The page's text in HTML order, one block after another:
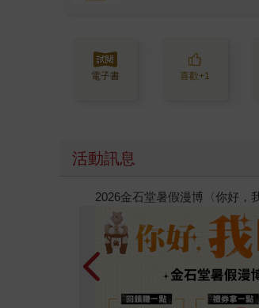
電子書 喜歡+1
活動訊息
春光ｘ奇幻基地｜全書系展